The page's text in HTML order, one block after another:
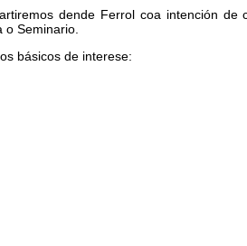
dende Ferrol coa intención
Seminario.
básicos de interese: